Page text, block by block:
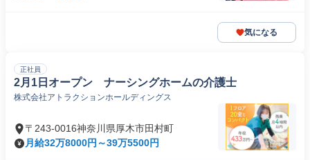
気になる
正社員
2月1日オープン ナーシングホームの介護士
株式会社アトラクションホールディングス
〒243-0016神奈川県厚木市田村町
月給32万8000円～39万5500円